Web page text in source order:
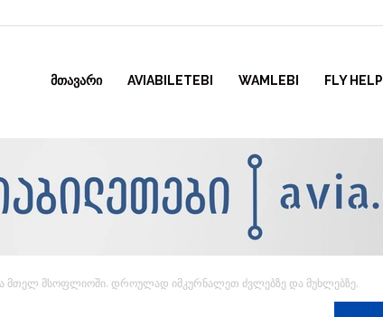
ᲛᲗᲐᲕᲐᲠᲘ AVIABILETEBI WAMLEBI FLY HELP
მთელ მსოფლიოში. დროულად იმკურნალეთ ძვლებზე და მუხლებზე.